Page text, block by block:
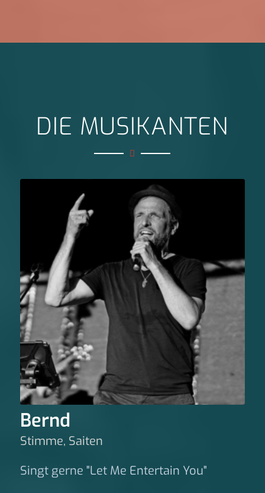
DIE MUSIKANTEN
Bernd
Stimme, Saiten
Singt gerne "Let Me Entertain You"